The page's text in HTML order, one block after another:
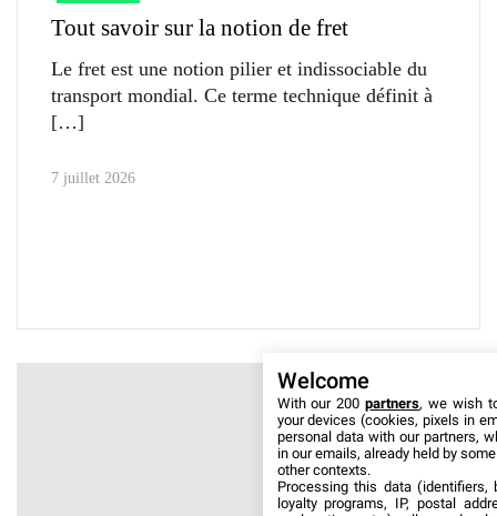
Tout savoir sur la notion de fret
Le fret est une notion pilier et indissociable du
transport mondial. Ce terme technique définit à
7 juillet 2026
Welcome
With our 200partners, we wish
your devices (cookies, pixels in
personal data with our partners,
in our emails, already held by
other contexts.
Processing this data (identifiers,
loyalty programs, IP, postal